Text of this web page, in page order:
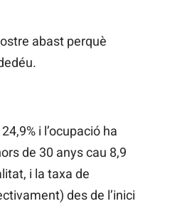
abast perquè
i l’ocupació ha
de 30 anys cau 8,9
i la taxa de
des de l’inici